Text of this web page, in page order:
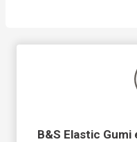
B&S Elastic